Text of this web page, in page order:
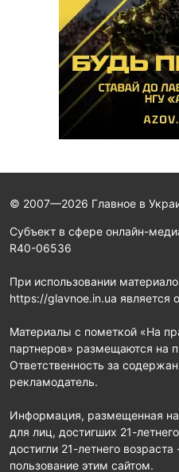
© 2007—2026 Главное в
Субъект в сфере онлайн-
R40-06536
При использовании
https://glavnoe.in.ua является
Материалы с пометкой «На
партнеров» размещаются на
Ответственность за
рекламодатель.
Информация, размещенная на
для лиц, достигших 21-
достигли 21-летнего
пользование этим сайтом.